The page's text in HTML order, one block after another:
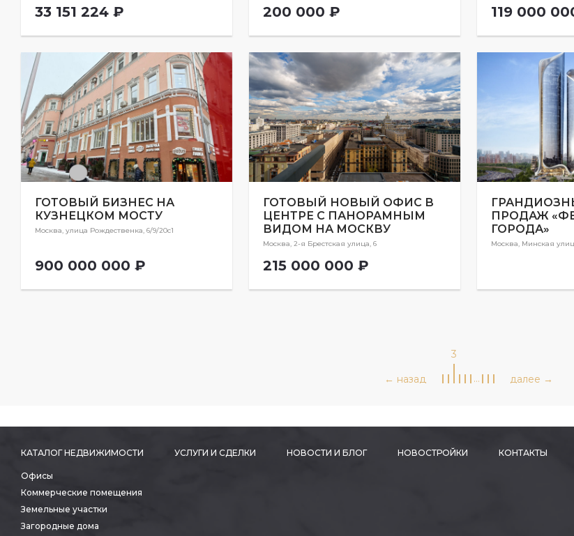
33 151 224 ₽ 200 000 ₽ 119 000
ГОТОВЫЙ БИЗНЕС НА
КУЗНЕЦКОМ МОСТУ
Москва, улица Рождественка, 6/9/20с1
900 000 000 ₽
ГОТОВЫЙ НОВЫЙ ОФИС В
ЦЕНТРЕ С ПАНОРАМНЫМ
ВИДОМ НА МОСКВУ
Москва, 2-я Брестская улица, 6
215 000 000 ₽
ПРОДАЖ
ГОРОДА»
Москва, Минская
3
…
КАТАЛОГ НЕДВИЖИМОСТИ
Офисы
Коммерческие помещения
Земельные участки
Загородные дома
УСЛУГИ И СДЕЛКИ НОВОСТИ И БЛОГ НОВОСТРОЙКИ КОНТАКТЫ